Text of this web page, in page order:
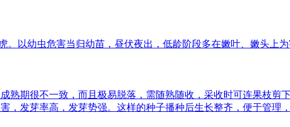
。以幼虫危害当归幼苗，昼伏夜出，低龄阶段多在嫩叶、嫩头上
熟期很不一致，而且极易脱落，需随熟随收，采收时可连果枝剪
，发芽率高，发芽势强。这样的种子播种后生长整齐，便于管理